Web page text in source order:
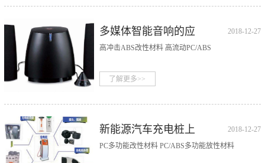
多媒体智能音响的应
用(APPLICATION
INTELLIGENT
2018-12-27
高冲击ABS改性材料 高流动PC/ABS
了解更多>>
新能源汽车充电桩上
的应用（THE
2018-12-27
PC多功能改性材料 PC/ABS多功能放性材料